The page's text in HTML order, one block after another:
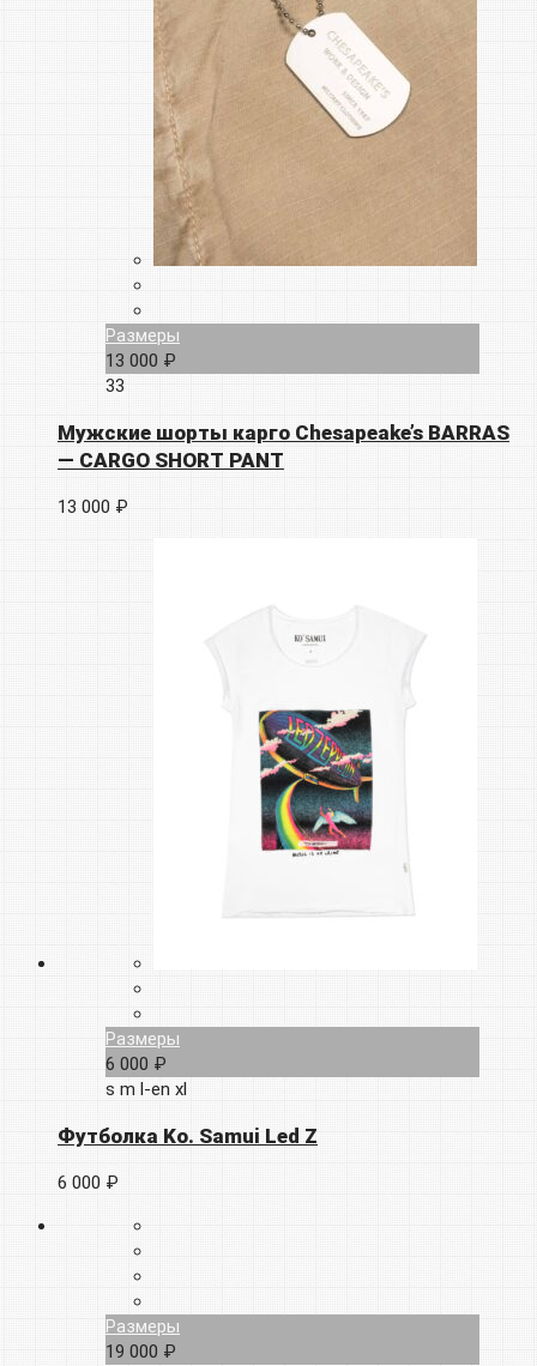
Размеры
13 000 ₽
33
Мужские шорты карго Chesapeake’s BARRAS
— CARGO SHORT PANT
13 000 ₽
Размеры
6 000 ₽
s m l-en xl
Футболка Ko. Samui Led Z
6 000 ₽
Размеры
19 000 ₽